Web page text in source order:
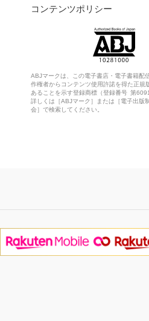
コンテンツポリシー
ABJマークは、この電子書店・電子書籍配
作権者からコンテンツ使用許諾を得た正規
あることを示す登録商標（登録番号 第
詳しくは［ABJマーク］または［電子出版
会］で検索してください。